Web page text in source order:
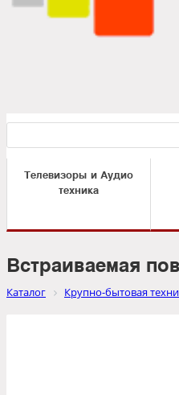
Телевизоры и Аудио
техника
Встраиваемая
Каталог Крупно-бытовая